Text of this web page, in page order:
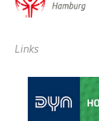
Links